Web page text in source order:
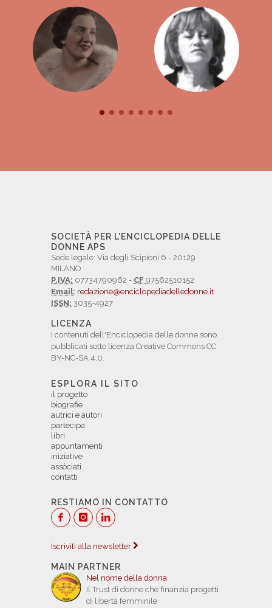
SOCIETÀ PER L'ENCICLOPEDIA DELLE
DONNE APS
Sede legale: Via degli Scipioni 6 - 20129
MILANO
P.IVA: 07734790962 - CF 97562510152
Email: redazione@enciclopediadelledonne.it
ISSN: 3035-4927
LICENZA
I contenuti dell'Enciclopedia delle donne sono
pubblicati sotto licenza Creative Commons CC
BY-NC-SA 4.0.
ESPLORA IL SITO
il progetto
biografie
autrici e autori
partecipa
libri
appuntamenti
iniziative
assòciati
contatti
RESTIAMO IN CONTATTO
Iscriviti alla newsletter
MAIN PARTNER
Nel nome della donna
Il Trust di donne che finanzia progetti
di libertà femminile